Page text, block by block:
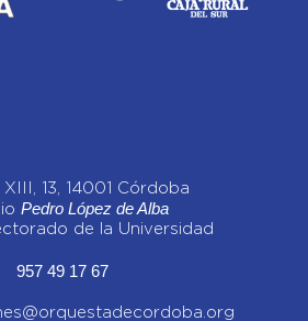
13, 14001 Córdoba
Pedro López de Alba
de la Universidad
957 49 17 67